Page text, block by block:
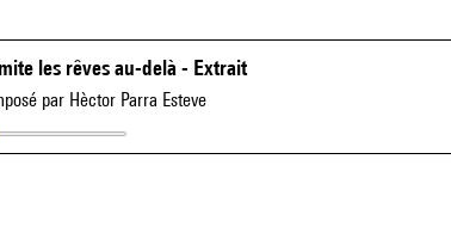
les rêves au-delà - Extrait
par Hèctor Parra Esteve